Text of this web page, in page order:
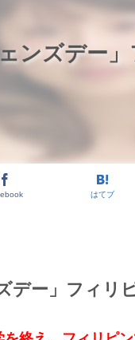
ンズデー
はてブ
デー」フィリ